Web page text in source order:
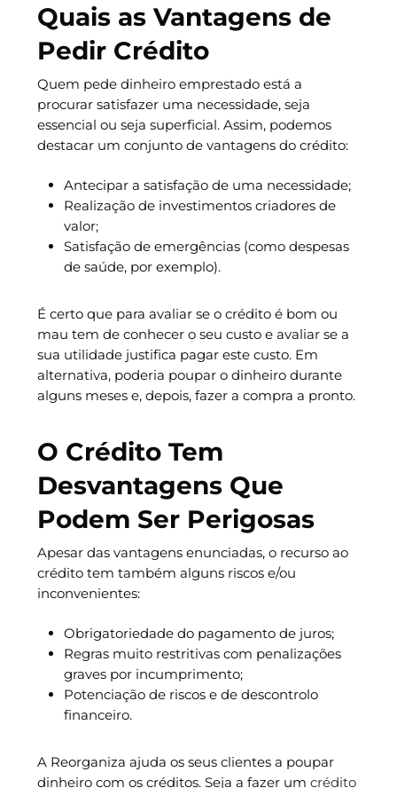
Quais as Vantagens de
Pedir Crédito
Quem pede dinheiro emprestado está a
procurar satisfazer uma necessidade, seja
essencial ou seja superficial. Assim, podemos
destacar um conjunto de vantagens do crédito:
Antecipar a satisfação de uma necessidade;
Realização de investimentos criadores de
valor;
Satisfação de emergências (como despesas
de saúde, por exemplo).
É certo que para avaliar se o crédito é bom ou
mau tem de conhecer o seu custo e avaliar se a
sua utilidade justifica pagar este custo. Em
alternativa, poderia poupar o dinheiro durante
alguns meses e, depois, fazer a compra a pronto.
O Crédito Tem
Desvantagens Que
Podem Ser Perigosas
Apesar das vantagens enunciadas, o recurso ao
crédito tem também alguns riscos e/ou
inconvenientes:
Obrigatoriedade do pagamento de juros;
Regras muito restritivas com penalizações
graves por incumprimento;
Potenciação de riscos e de descontrolo
financeiro.
A Reorganiza ajuda os seus clientes a poupar
dinheiro com os créditos. Seja a fazer um crédito